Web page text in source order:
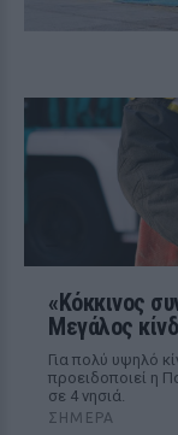
«Κόκκινος
Μεγάλος
Για πολύ υψηλό
προειδοποιεί η
σε 4 νησιά.
ΣΉΜΕΡΑ